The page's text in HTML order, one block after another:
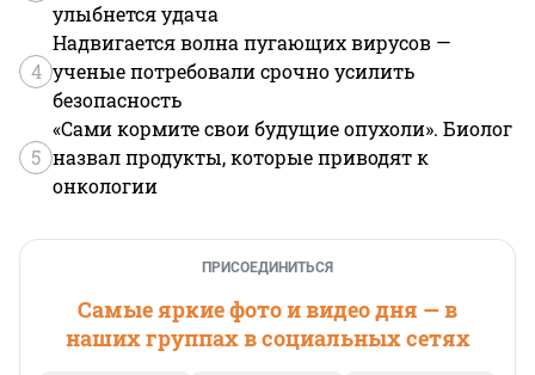
улыбнется удача
4
Надвигается волна пугающих вирусов —
ученые потребовали срочно усилить
безопасность
5
«Сами кормите свои будущие опухоли». Биолог
назвал продукты, которые приводят к
онкологии
ПРИСОЕДИНИТЬСЯ
Самые яркие фото и видео дня — в
наших группах в социальных сетях